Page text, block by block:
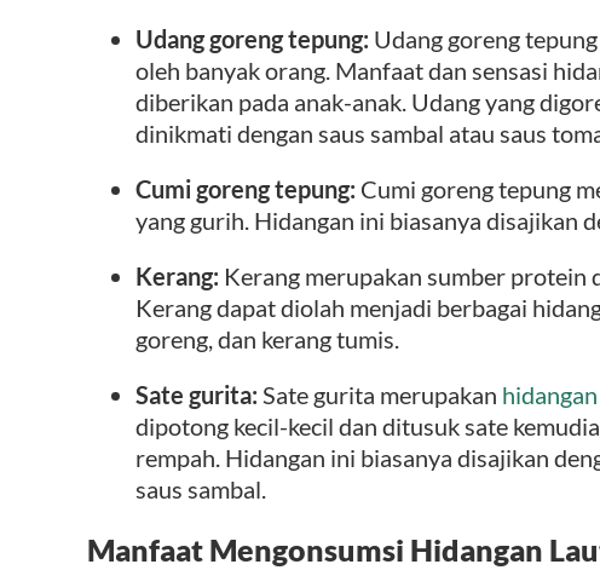
Udang goreng tepung: Udang goreng
oleh banyak orang. Manfaat dan sensasi
diberikan pada anak-anak. Udang yang
dinikmati dengan saus sambal atau saus
Cumi goreng tepung: Cumi goreng tepung
yang gurih. Hidangan ini biasanya disajikan
Kerang: Kerang merupakan sumber protein
Kerang dapat diolah menjadi berbagai
goreng, dan kerang tumis.
Sate gurita: Sate gurita merupakan hidangan
dipotong kecil-kecil dan ditusuk sate
rempah. Hidangan ini biasanya disajikan
saus sambal.
Manfaat Mengonsumsi Hidangan